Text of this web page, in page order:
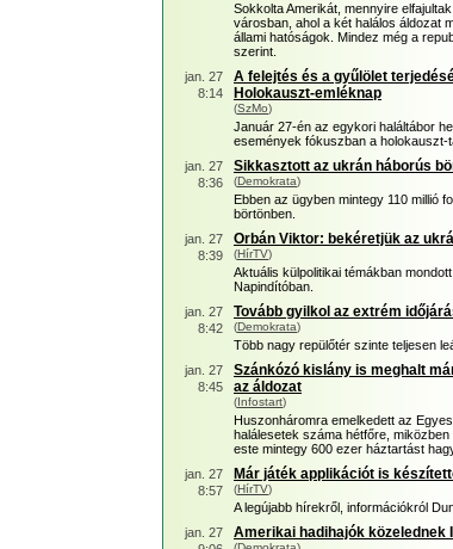
Sokkolta Amerikát, mennyire
városban, ahol a két halálos áldozat
állami hatóságok. Mindez még a
szerint.
jan. 27
8:14
A felejtés és a gyűlölet
Holokauszt-emléknap
(SzMo)
Január 27-én az egykori haláltábor
események fókuszban a holokauszt-
jan. 27
8:36
Sikkasztott az ukrán háborús
(Demokrata)
Ebben az ügyben mintegy 110 millió
börtönben.
jan. 27
8:39
Orbán Viktor: bekéretjük az
(HírTV)
Aktuális külpolitikai témákban
Napindítóban.
jan. 27
8:42
Tovább gyilkol az extrém
(Demokrata)
Több nagy repülőtér szinte teljesen
jan. 27
8:45
Szánkózó kislány is meghalt
az áldozat
(Infostart)
Huszonháromra emelkedett az
halálesetek száma hétfőre,
este mintegy 600 ezer háztartást
jan. 27
8:57
Már játék applikációt is
(HírTV)
A legújabb hírekről, információkról
jan. 27
Amerikai hadihajók közelednek